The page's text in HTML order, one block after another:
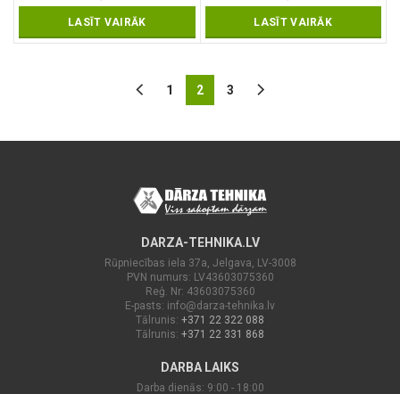
LASĪT VAIRĀK LASĪT VAIRĀK
1 2 3
DARZA-TEHNIKA.LV
Rūpniecības iela 37a, Jelgava, LV-3008
PVN numurs: LV43603075360
Reģ. Nr: 43603075360
E-pasts: info@darza-tehnika.lv
Tālrunis: +371 22 322 088
Tālrunis: +371 22 331 868
DARBA LAIKS
Darba dienās: 9:00 - 18:00